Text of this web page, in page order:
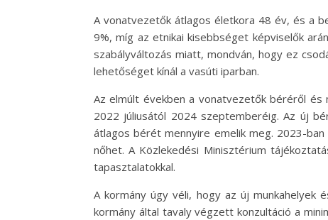
A vonatvezetők átlagos életkora 48 év, és a
9%, míg az etnikai kisebbséget képviselők
szabályváltozás miatt, mondván, hogy ez
lehetőséget kínál a vasúti iparban.
Az elmúlt években a vonatvezetők béréről és
2022 júliusától 2024 szeptemberéig. Az új
átlagos bérét mennyire emelik meg. 2023-
nőhet. A Közlekedési Minisztérium
tapasztalatokkal.
A kormány úgy véli, hogy az új munkahelyek
kormány által tavaly végzett konzultáció a